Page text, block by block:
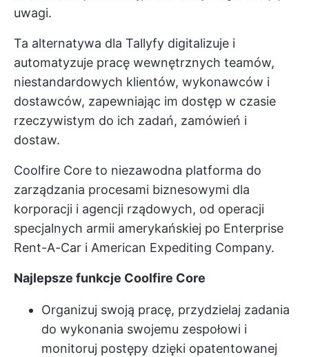
uwagi.
Ta alternatywa dla Tallyfy digitalizuje i
automatyzuje pracę wewnętrznych teamów,
niestandardowych klientów, wykonawców i
dostawców, zapewniając im dostęp w czasie
rzeczywistym do ich zadań, zamówień i
dostaw.
Coolfire Core to niezawodna platforma do
zarządzania procesami biznesowymi dla
korporacji i agencji rządowych, od operacji
specjalnych armii amerykańskiej po Enterprise
Rent-A-Car i American Expediting Company.
Najlepsze funkcje Coolfire Core
Organizuj swoją pracę, przydzielaj zadania
do wykonania swojemu zespołowi i
monitoruj postępy dzięki opatentowanej